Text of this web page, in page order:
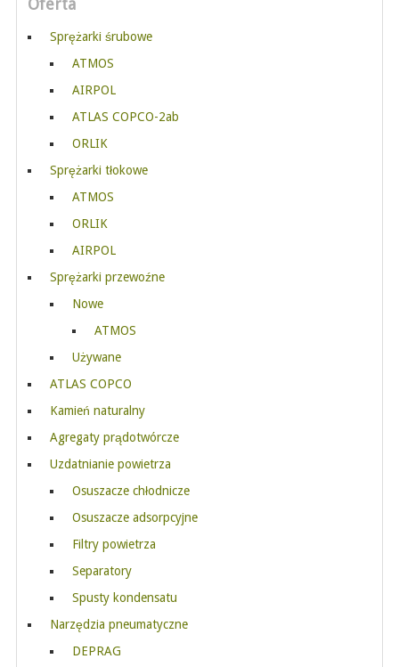
Oferta
Sprężarki śrubowe
ATMOS
AIRPOL
ATLAS COPCO-2ab
ORLIK
Sprężarki tłokowe
ATMOS
ORLIK
AIRPOL
Sprężarki przewoźne
Nowe
ATMOS
Używane
ATLAS COPCO
Kamień naturalny
Agregaty prądotwórcze
Uzdatnianie powietrza
Osuszacze chłodnicze
Osuszacze adsorpcyjne
Filtry powietrza
Separatory
Spusty kondensatu
Narzędzia pneumatyczne
DEPRAG